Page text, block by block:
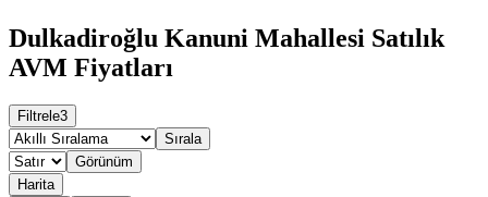
Dulkadiroğlu Kanuni Mahallesi Satılık
AVM Fiyatları
Filtrele3
Sırala
Görünüm
Harita